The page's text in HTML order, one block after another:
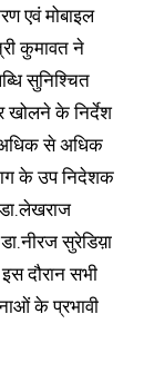
एवं मोबाइल
कुमावत ने
सुनिश्चित
खोलने के निर्देश
अधिक से अधिक
के उप निदेशक
डा.लेखराज
सुरेडिय़ा
दौरान सभी
के प्रभावी